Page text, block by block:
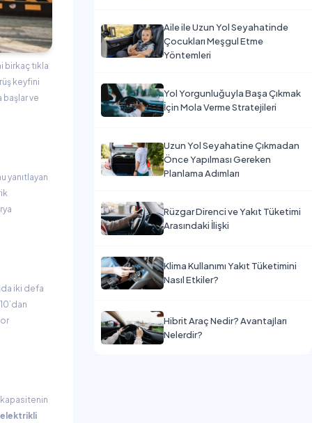
birkaç tıkla
keyfini
başlar ve
yanıtlayan
iki defa
kapasitenin
elektrikli
Aile ile Uzun Yol Seyahatinde
Çocukları Meşgul Etme
Yöntemleri
Yol Yorgunluğuyla Başa Çıkmak
İçin Mola Verme Stratejileri
Uzun Yol Seyahatine Çıkmadan
Önce Yapılması Gereken
Planlama Adımları
Rüzgar Direnci ve Yakıt Tüketimi
Arasındaki İlişki
Klima Kullanımı Yakıt Tüketimini
Nasıl Etkiler?
Hibrit Araç Nedir? Avantajları
Nelerdir?